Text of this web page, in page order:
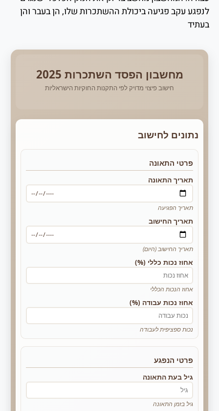
לנפגע עקב פגיעה ביכולת ההשתכרות שלו, הן בעבר והן
בעתיד
מחשבון הפסד השתכרות 2025
חישוב פיצוי מדויק לפי התקנות החוקיות הישראליות
נתונים לחישוב
פרטי התאונה
תאריך התאונה
תאריך הפגיעה
תאריך החישוב
תאריך החישוב (היום)
אחוז נכות כללי (%)
אחוז הנכות הכללי
אחוז נכות עבודה (%)
נכות ספציפית לעבודה
פרטי הנפגע
גיל בעת התאונה
גיל בזמן התאונה